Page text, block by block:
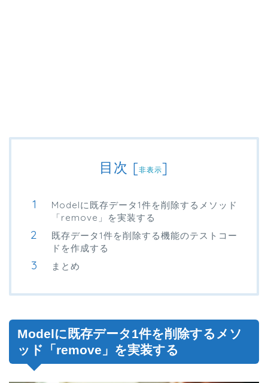
目次 [非表示]
Modelに既存データ1件を削除するメソッド
「remove」を実装する
既存データ1件を削除する機能のテストコー
ドを作成する
まとめ
Modelに既存データ1件を削除するメソ
ッド「remove」を実装する